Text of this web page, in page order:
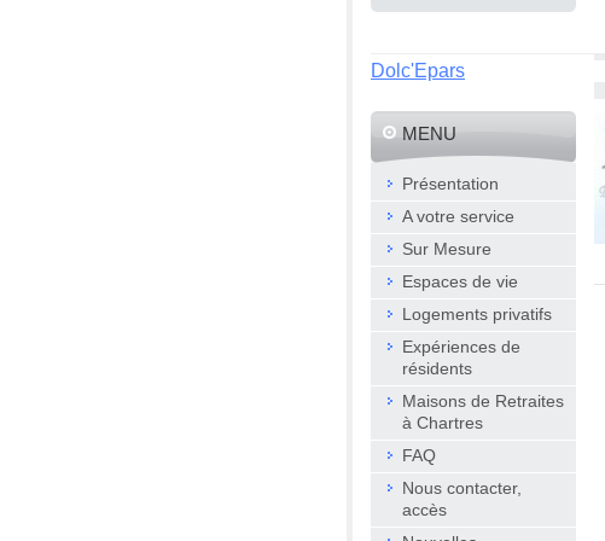
Dolc'Epars
MENU
Présentation
A votre service
Sur Mesure
Espaces de vie
Logements privatifs
Expériences de
résidents
Maisons de Retraites
à Chartres
FAQ
Nous contacter,
accès